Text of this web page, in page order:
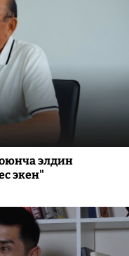
элдин
экен"